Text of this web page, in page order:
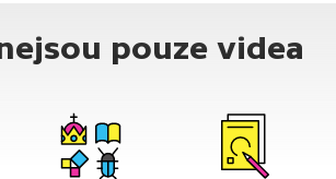
pouze videa